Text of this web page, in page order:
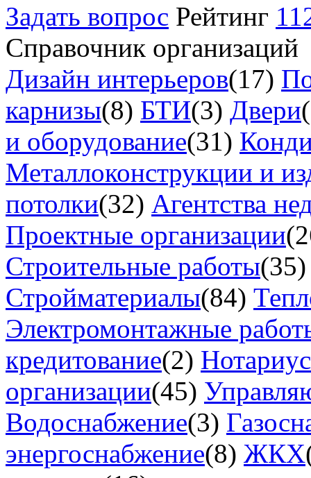
Задать вопрос Рейтинг
Справочник организаций
Дизайн интерьеров(17)
карнизы(8) БТИ(3) Двери
и оборудование(31)
Металлоконструкции и
потолки(32) Агентства
Проектные организации
Строительные работы(35)
Стройматериалы(84)
Электромонтажные
кредитование(2)
организации(45)
Водоснабжение(3)
энергоснабжение(8) ЖКХ